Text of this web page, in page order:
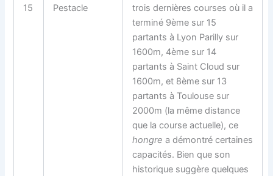
15 Pestacle
trois dernières courses où il a
terminé 9ème sur 15
partants à Lyon Parilly sur
1600m, 4ème sur 14
partants à Saint Cloud sur
1600m, et 8ème sur 13
partants à Toulouse sur
2000m (la même distance
que la course actuelle), ce
hongre a démontré certaines
capacités. Bien que son
historique suggère quelques